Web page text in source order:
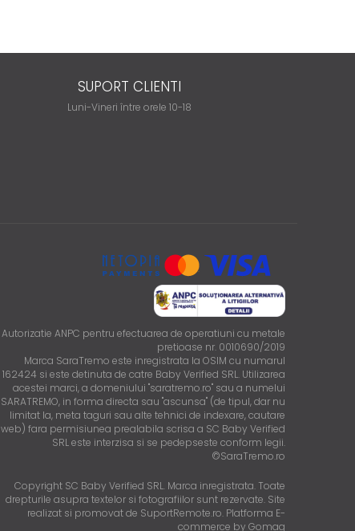
SUPORT CLIENTI
Luni-Vineri între orele 10-18
Autorizatie ANPC pentru efectuarea de operatiuni cu metale
pretioase nr. 0010690/2019
Marca SaraTremo este inregistrata la OSIM cu numarul
162424 si este detinuta de catre Baby Verified SRL. Utilizarea
acestei marci, a domeniului "saratremo.ro" sau a numelui
SARATREMO, in forma directa sau "ascunsa" (de tipul, dar nu
limitat la, meta taguri sau alte tehnici de indexare, cautare
web) fara permisiunea prealabila scrisa a SC Baby Verified
SRL este interzisa si se pedepseste conform legii.
©SaraTremo.ro
Copyright SC Baby Verified SRL. Marca inregistrata. Toate
drepturile asupra textelor si fotografiilor sunt rezervate. Site
realizat si promovat de SuportRemote.ro. Platforma E-
commerce by Gomag